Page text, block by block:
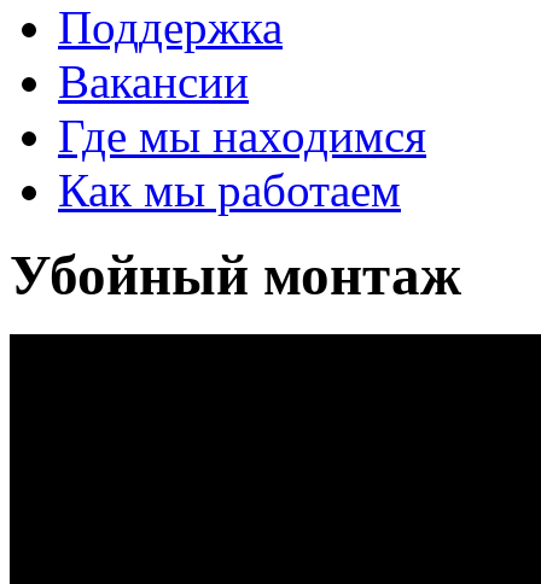
Поддержка
Вакансии
Где мы находимся
Как мы работаем
Убойный монтаж